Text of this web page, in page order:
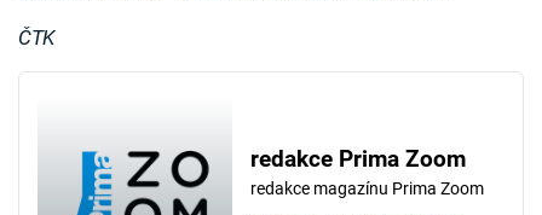
ČTK
redakce Prima Zoom
redakce magazínu Prima Zoom